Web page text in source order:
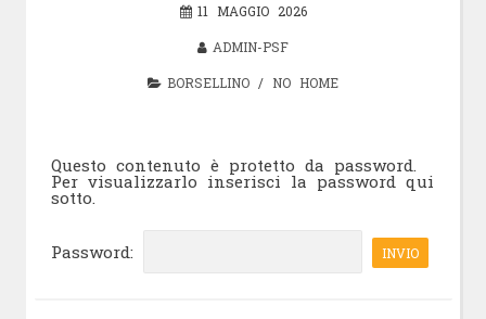
11 MAGGIO 2026
ADMIN-PSF
BORSELLINO / NO HOME
Questo contenuto è protetto da password.
Per visualizzarlo inserisci la password qui
sotto.
Password: